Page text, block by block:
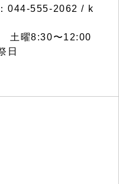
044-555-2062 / k
土曜8:30〜12:00
日